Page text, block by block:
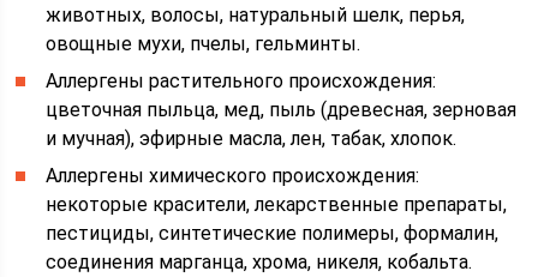
животных, волосы, натуральный шелк, перья,
овощные мухи, пчелы, гельминты.
Аллергены растительного происхождения:
цветочная пыльца, мед, пыль (древесная, зерновая
и мучная), эфирные масла, лен, табак, хлопок.
Аллергены химического происхождения:
некоторые красители, лекарственные препараты,
пестициды, синтетические полимеры, формалин,
соединения марганца, хрома, никеля, кобальта.